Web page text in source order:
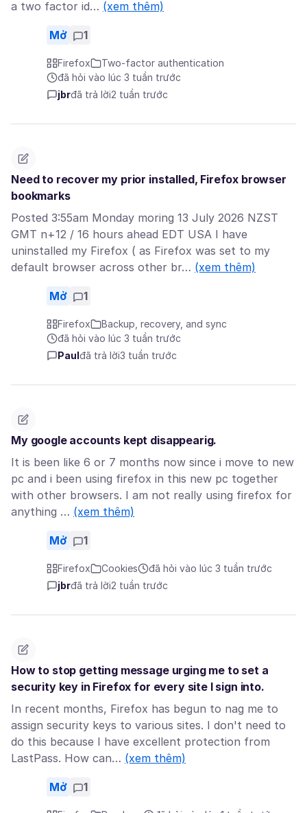
a two factor id… (xem thêm)
Mở 1
Firefox
Two-factor authentication
đã hỏi vào lúc 3 tuần trước
jbrđã trả lời2 tuần trước
Need to recover my prior installed, Firefox browser
bookmarks
Posted 3:55am Monday moring 13 July 2026 NZST
GMT n+12 / 16 hours ahead EDT USA I have
uninstalled my Firefox ( as Firefox was set to my
default browser across other br… (xem thêm)
Mở 1
Firefox
Backup, recovery, and sync
đã hỏi vào lúc 3 tuần trước
Paul đã trả lời3 tuần trước
My google accounts kept disappearig.
It is been like 6 or 7 months now since i move to new
pc and i been using firefox in this new pc together
with other browsers. I am not really using firefox for
anything … (xem thêm)
Mở 1
Firefox Cookies
đã hỏi vào lúc 3 tuần trước
jbrđã trả lời2 tuần trước
How to stop getting message urging me to set a
security key in Firefox for every site I sign into.
In recent months, Firefox has begun to nag me to
assign security keys to various sites. I don't need to
do this because I have excellent protection from
LastPass. How can… (xem thêm)
Mở 1